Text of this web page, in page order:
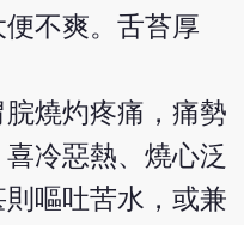
不爽。舌苔厚
燒灼疼痛，痛勢
冷惡熱、燒心泛
嘔吐苦水，或兼